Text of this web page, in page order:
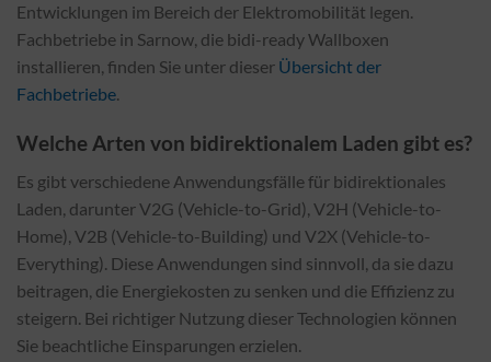
Entwicklungen im Bereich der Elektromobilität legen.
Fachbetriebe in Sarnow, die bidi-ready Wallboxen
installieren, finden Sie unter dieser Übersicht der
Fachbetriebe.
Welche Arten von bidirektionalem Laden gibt es?
Es gibt verschiedene Anwendungsfälle für bidirektionales
Laden, darunter V2G (Vehicle-to-Grid), V2H (Vehicle-to-
Home), V2B (Vehicle-to-Building) und V2X (Vehicle-to-
Everything). Diese Anwendungen sind sinnvoll, da sie dazu
beitragen, die Energiekosten zu senken und die Effizienz zu
steigern. Bei richtiger Nutzung dieser Technologien können
Sie beachtliche Einsparungen erzielen.